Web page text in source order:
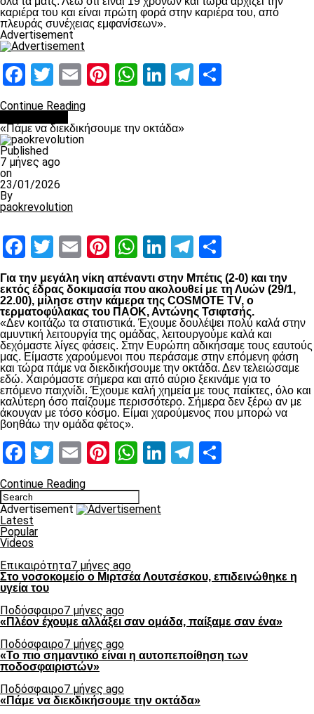
καριέρα του και είναι πρώτη φορά στην καριέρα του, από
πλευράς συνέχειας εμφανίσεων».
Advertisement
Facebook
Twitter
EmailPinterest
WhatsApp
LinkedIn
Telegram
Continue Reading
«Πάμε να διεκδικήσουμε την οκτάδα»
Published
7 μήνες ago
on
23/01/2026
By
paokrevolution
Facebook
Twitter
EmailPinterest
WhatsApp
LinkedIn
Telegram
Για την μεγάλη νίκη απέναντι στην Μπέτις (2-0) και την
εκτός έδρας δοκιμασία που ακολουθεί με τη Λυών (29/1,
22.00), μίλησε στην κάμερα της COSMOTE TV, ο
τερματοφύλακας του ΠΑΟΚ, Αντώνης Τσιφτσής.
«Δεν κοιτάζω τα στατιστικά. Έχουμε δουλέψει πολύ καλά στην
αμυντική λειτουργία της ομάδας, λειτουργούμε καλά και
δεχόμαστε λίγες φάσεις. Στην Ευρώπη αδικήσαμε τους εαυτούς
μας. Είμαστε χαρούμενοι που περάσαμε στην επόμενη φάση
και τώρα πάμε να διεκδικήσουμε την οκτάδα. Δεν τελειώσαμε
εδώ. Χαιρόμαστε σήμερα και από αύριο ξεκινάμε για το
επόμενο παιχνίδι. Έχουμε καλή χημεία με τους παίκτες, όλο και
καλύτερη όσο παίζουμε περισσότερο. Σήμερα δεν ξέρω αν με
άκουγαν με τόσο κόσμο. Είμαι χαρούμενος που μπορώ να
βοηθάω την ομάδα φέτος».
Facebook
Twitter
EmailPinterest
WhatsApp
LinkedIn
Telegram
Continue Reading
Advertisement
Latest
Popular
Videos
Επικαιρότητα7 μήνες ago
Στο νοσοκομείο ο Μιρτσέα Λουτσέσκου, επιδεινώθηκε η
υγεία του
Ποδόσφαιρο7 μήνες ago
«Πλέον έχουμε αλλάξει σαν ομάδα, παίξαμε σαν ένα»
Ποδόσφαιρο7 μήνες ago
«Το πιο σημαντικό είναι η αυτοπεποίθηση των
ποδοσφαιριστών»
Ποδόσφαιρο7 μήνες ago
«Πάμε να διεκδικήσουμε την οκτάδα»